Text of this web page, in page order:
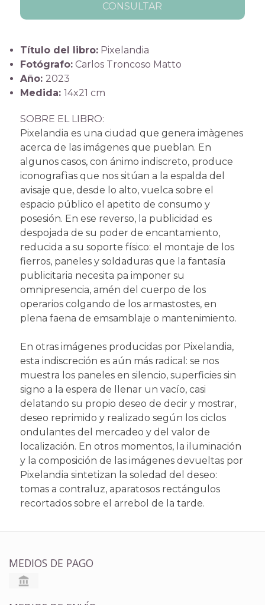
CONSULTAR
Título del libro:Pixelandia
Fotógrafo:Carlos Troncoso Matto
Año: 2023
Medida: 14x21 cm
SOBRE EL LIBRO:
Pixelandia es una ciudad que genera imàgenes
acerca de las imágenes que pueblan. En
algunos casos, con ánimo indiscreto, produce
iconografìas que nos sitúan a la espalda del
avisaje que, desde lo alto, vuelca sobre el
espacio público el apetito de consumo y
posesión. En ese reverso, la publicidad es
despojada de su poder de encantamiento,
reducida a su soporte físico: el montaje de los
fierros, paneles y soldaduras que la fantasía
publicitaria necesita pa imponer su
omnipresencia, amén del cuerpo de los
operarios colgando de los armastostes, en
plena faena de emsamblaje o mantenimiento.
En otras imágenes producidas por Pixelandia,
esta indiscreción es aún más radical: se nos
muestra los paneles en silencio, superficies sin
signo a la espera de llenar un vacío, casi
delatando su propio deseo de decir y mostrar,
deseo reprimido y realizado según los ciclos
ondulantes del mercadeo y del valor de
localización. En otros momentos, la iluminación
y la composición de las imágenes devueltas por
Pixelandia sintetizan la soledad del deseo:
tomas a contraluz, aparatosos rectángulos
recortados sobre el arrebol de la tarde.
MEDIOS DE PAGO